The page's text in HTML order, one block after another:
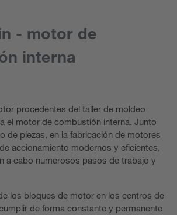
- motor de
interna
procedentes del taller de moldeo
el motor de combustión interna. Junto
de piezas, en la fabricación de motores
accionamiento modernos y eficientes,
a cabo numerosos pasos de trabajo y
los bloques de motor en los centros de
de forma constante y permanente